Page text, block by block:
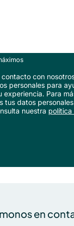
con
personales para
experiencia. Para
tus datos
nuestra
en